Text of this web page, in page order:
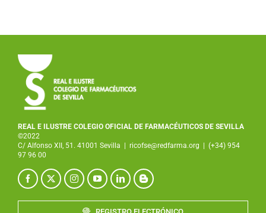
REAL E ILUSTRE COLEGIO OFICIAL DE FARMACÉUTICOS DE SEVILLA
©2022
C/ Alfonso XII, 51. 41001 Sevilla
ricofse@redfarma.org
(+34) 954
97 96 00